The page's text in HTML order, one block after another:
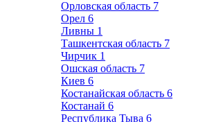
Орловская область 7
Орел 6
Ливны 1
Ташкентская область 7
Чирчик 1
Ошская область 7
Киев 6
Костанайская область 6
Костанай 6
Республика Тыва 6